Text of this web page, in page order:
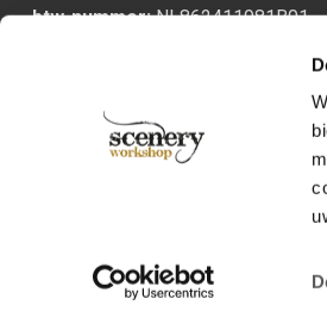
btw-nummer:NL862411981B01